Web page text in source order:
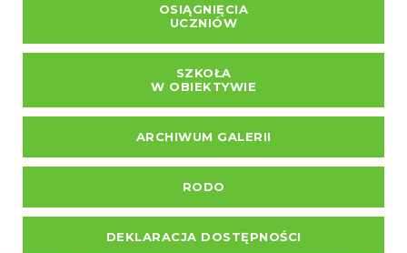
OSIĄGNIĘCIA
UCZNIÓW
SZKOŁA
W OBIEKTYWIE
ARCHIWUM GALERII
RODO
DEKLARACJA DOSTĘPNOŚCI